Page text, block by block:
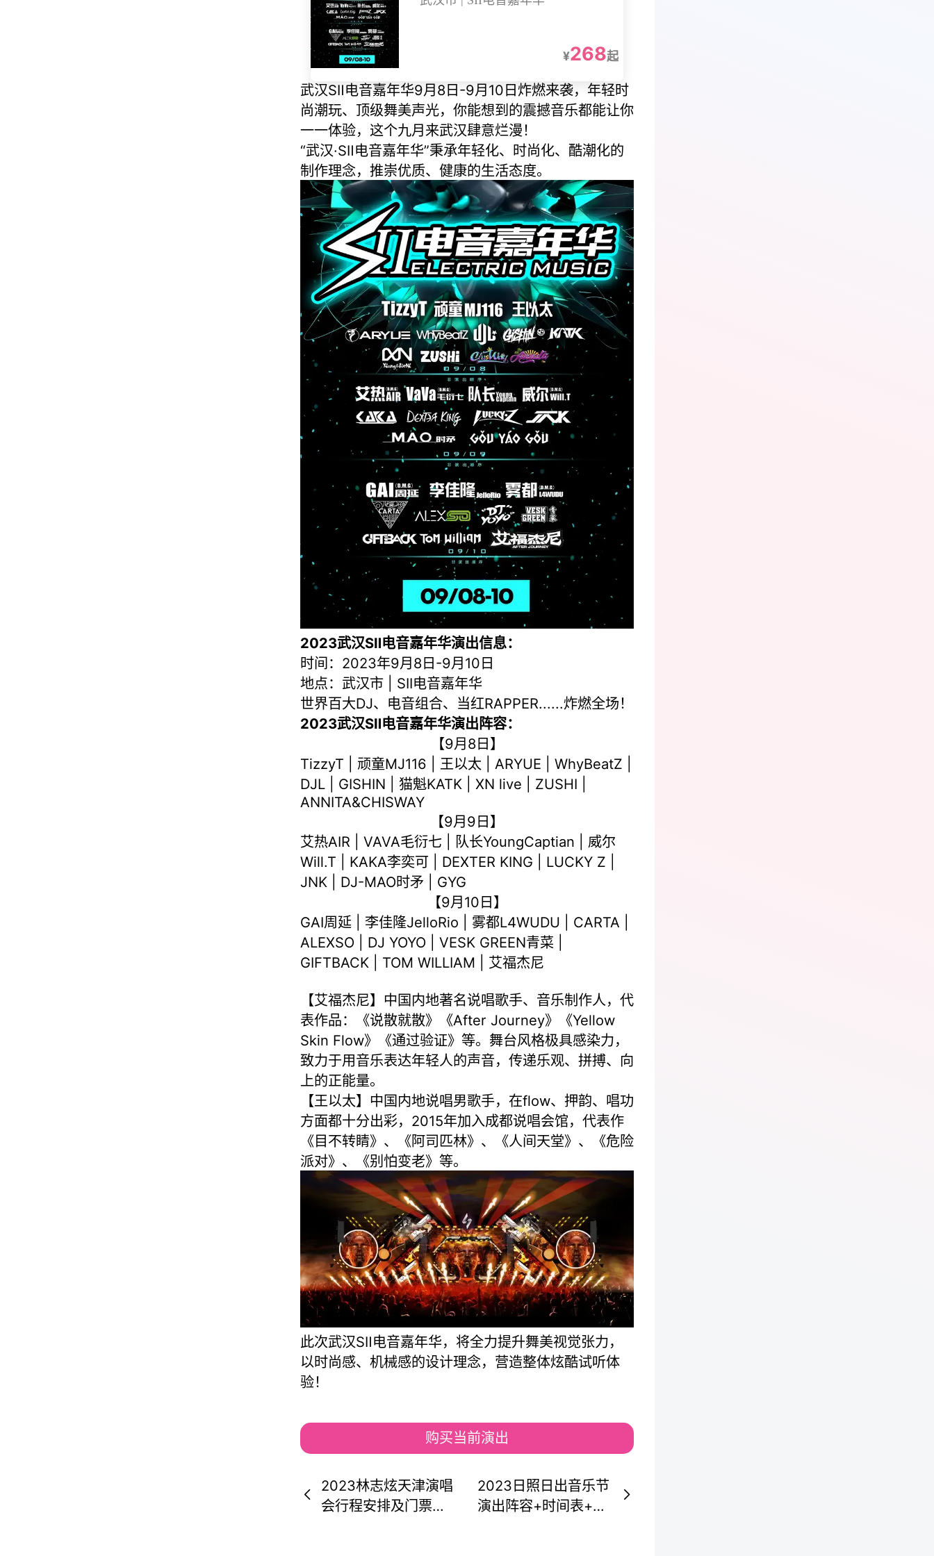
¥268起
武汉SⅡ电音嘉年华9月8日-9月10日炸燃来袭，年轻时
尚潮玩、顶级舞美声光，你能想到的震撼音乐都能让你
一一体验，这个九月来武汉肆意烂漫！
“武汉·SⅡ电音嘉年华”秉承年轻化、时尚化、酷潮化的
制作理念，推崇优质、健康的生活态度。
2023武汉SⅡ电音嘉年华演出信息：
时间：2023年9月8日-9月10日
地点：武汉市 | SII电音嘉年华
世界百大DJ、电音组合、当红RAPPER......炸燃全场！
2023武汉SⅡ电音嘉年华演出阵容：
【9月8日】
TizzyT | 顽童MJ116 | 王以太 | ARYUE | WhyBeatZ |
DJL | GISHIN | 猫魁KATK | XN live | ZUSHI |
ANNITA&CHISWAY
【9月9日】
艾热AIR | VAVA毛衍七 | 队长YoungCaptian | 威尔
Will.T | KAKA李奕可 | DEXTER KING | LUCKY Z |
JNK | DJ-MAO时矛 | GYG
【9月10日】
GAI周延 | 李佳隆JelloRio | 雾都L4WUDU | CARTA |
ALEXSO | DJ YOYO | VESK GREEN⻘菜 |
GIFTBACK | TOM WILLIAM | 艾福杰尼
【艾福杰尼】中国内地著名说唱歌手、音乐制作人，代
表作品：《说散就散》《After Journey》《Yellow
Skin Flow》《通过验证》等。舞台风格极具感染力，
致力于用音乐表达年轻人的声音，传递乐观、拼搏、向
上的正能量。
【王以太】中国内地说唱男歌手，在flow、押韵、唱功
方面都十分出彩，2015年加入成都说唱会馆，代表作
《目不转睛》、《阿司匹林》、《人间天堂》、《危险
派对》、《别怕变老》等。
此次武汉SⅡ电音嘉年华，将全力提升舞美视觉张力，
以时尚感、机械感的设计理念，营造整体炫酷试听体
验！
购买当前演出
2023林志炫天津演唱
会行程安排及门票预
2023日照日出音乐节
演出阵容+时间表+门